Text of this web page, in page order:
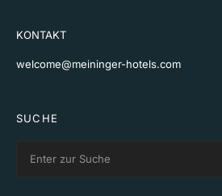
KONTAKT
welcome@meininger-hotels.com
SUCHE
for: